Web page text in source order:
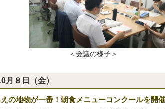
会議の様子＞
月８日（金）
の地物が一番！朝食メニューコンクールを開